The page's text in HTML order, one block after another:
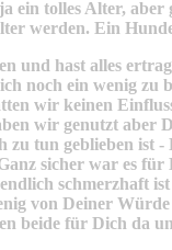
ein tolles Alter, aber
werden. Ein
und hast alles
noch ein wenig zu
wir keinen
wir genutzt aber
tun geblieben ist -
sicher war es
schmerzhaft
von Deiner
beide für Dich da